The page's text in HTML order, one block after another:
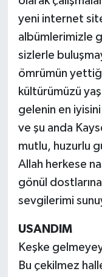
yeni internet
albümlerimizle
sizlerle
ömrümün
kültürümüzü
gelenin en
ve şu anda
mutlu, huzurlu
Allah herkese
gönül dostlarına
sevgilerimi
USANDIM
Keşke
Bu çekilmez